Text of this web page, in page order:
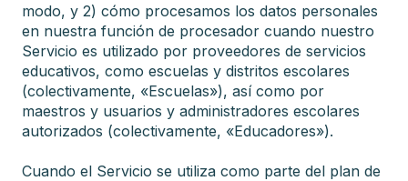
modo, y 2) cómo procesamos los datos personales
en nuestra función de procesador cuando nuestro
Servicio es utilizado por proveedores de servicios
educativos, como escuelas y distritos escolares
(colectivamente, «Escuelas»), así como por
maestros y usuarios y administradores escolares
autorizados (colectivamente, «Educadores»).
Cuando el Servicio se utiliza como parte del plan de